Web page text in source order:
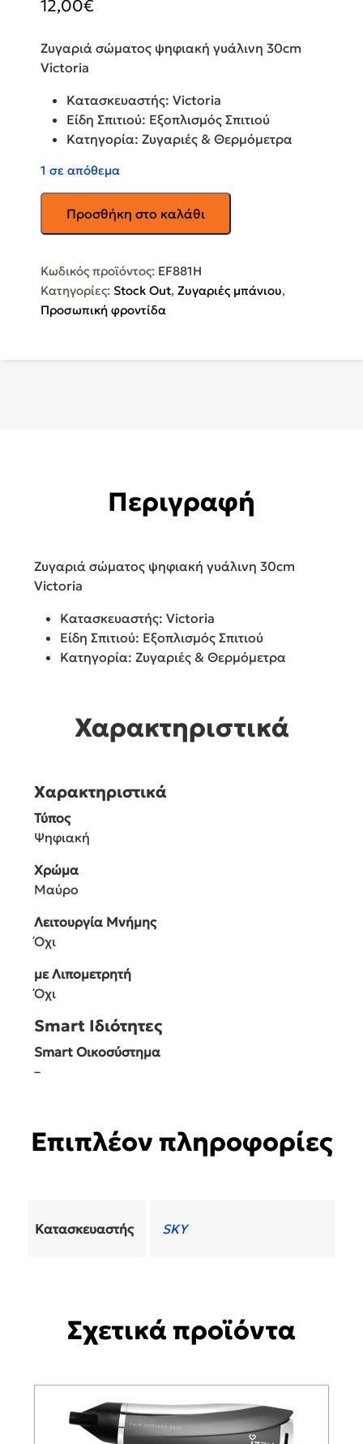
12,00€
Ζυγαριά σώματος ψηφιακή γυάλινη 30cm
Victoria
Κατασκευαστής: Victoria
Είδη Σπιτιού: Εξοπλισμός Σπιτιού
Κατηγορία: Ζυγαριές & Θερμόμετρα
1 σε απόθεμα
EF881H
σε
Μαύρο
χρώμα
Προσθήκη στο καλάθι
Κωδικός προϊόντος: EF881H
Κατηγορίες: Stock Out, Ζυγαριές μπάνιου,
Προσωπική φροντίδα
Περιγραφή
Ζυγαριά σώματος ψηφιακή γυάλινη 30cm
Victoria
Κατασκευαστής: Victoria
Είδη Σπιτιού: Εξοπλισμός Σπιτιού
Κατηγορία: Ζυγαριές & Θερμόμετρα
Χαρακτηριστικά
Χαρακτηριστικά
Τύπος
Ψηφιακή
Χρώμα
Μαύρο
Λειτουργία Μνήμης
Όχι
με Λιπομετρητή
Όχι
Smart Ιδιότητες
Smart Οικοσύστημα
–
Επιπλέον πληροφορίες
Κατασκευαστής SKY
Σχετικά προϊόντα